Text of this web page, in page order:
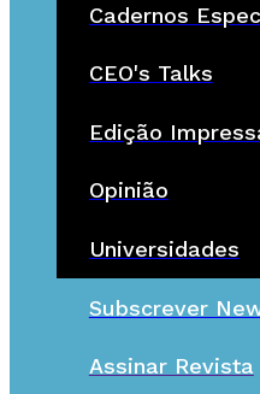
Cadernos
CEO's Talks
Edição
Opinião
Universidades
Subscrever
Assinar Revista